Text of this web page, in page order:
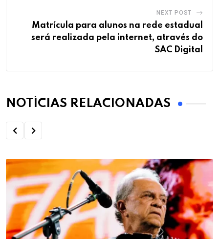
NEXT POST
Matrícula para alunos na rede estadual
será realizada pela internet, através do
SAC Digital
NOTÍCIAS RELACIONADAS